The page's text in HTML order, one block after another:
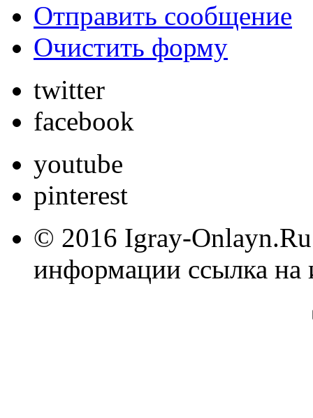
Отправить сообщение
Очистить форму
twitter
facebook
youtube
pinterest
© 2016 Igray-
информации ссылка на